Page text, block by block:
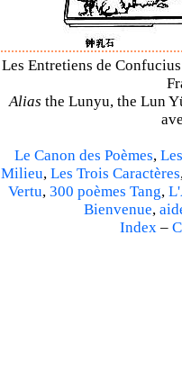
Les Entretiens de
Alias the Lunyu, the Lun
Le Canon des Poèmes,
Milieu, Les Trois Caractères
Vertu, 300 poèmes Tang,
Bienvenue,
Index –